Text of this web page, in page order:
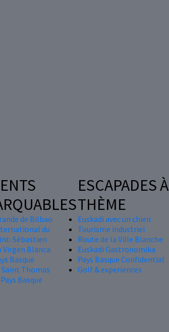
de Bilbao
du
Sébastien
Virgen Blanca
Basque
Saint Thomas
Basque
ESCAPADES À
THÈME
Euskadi avec un chien
Tourisme industriel
Route de la Ville Blanche
Euskadi Gastronomika
Pays Basque Confidential
Golf & experiences